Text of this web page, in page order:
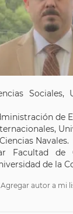
Sociales,
de
Navales.
Facultad de
de la
Agregar autor a mi